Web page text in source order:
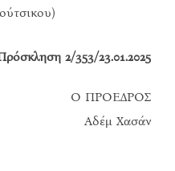
2/353/23.01.2025
Ο ΠΡΟΕΔΡΟΣ
Αδέμ Χασάν